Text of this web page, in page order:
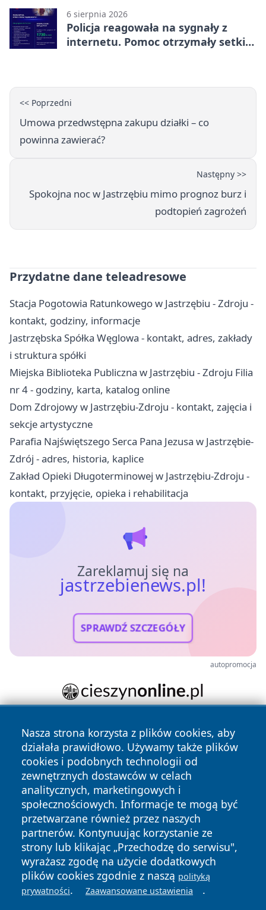
6 sierpnia 2026
Policja reagowała na sygnały z
internetu. Pomoc otrzymały setki
<< Poprzedni
Umowa przedwstępna zakupu działki – co
powinna zawierać?
Następny >>
Spokojna noc w Jastrzębiu mimo prognoz burz i
podtopień zagrożeń
Przydatne dane teleadresowe
Stacja Pogotowia Ratunkowego w Jastrzębiu - Zdroju -
kontakt, godziny, informacje
Jastrzębska Spółka Węglowa - kontakt, adres, zakłady
i struktura spółki
Miejska Biblioteka Publiczna w Jastrzębiu - Zdroju Filia
nr 4 - godziny, karta, katalog online
Dom Zdrojowy w Jastrzębiu-Zdroju - kontakt, zajęcia i
sekcje artystyczne
Parafia Najświętszego Serca Pana Jezusa w Jastrzębie-
Zdrój - adres, historia, kaplice
Zakład Opieki Długoterminowej w Jastrzębiu-Zdroju -
kontakt, przyjęcie, opieka i rehabilitacja
Zareklamuj się na
jastrzebienews.pl!
SPRAWDŹ SZCZEGÓŁY
autopromocja
Nasza strona korzysta z plików cookies, aby
działała prawidłowo. Używamy także plików
cookies i podobnych technologii od
zewnętrznych dostawców w celach
analitycznych, marketingowych i
społecznościowych. Informacje te mogą być
przetwarzane również przez naszych
partnerów. Kontynuując korzystanie ze
strony lub klikając „Przechodzę do serwisu",
wyrażasz zgodę na użycie dodatkowych
plików cookies zgodnie z naszą polityką
prywatności. Zaawansowane ustawienia .
Copyright © 2026 jastrzebienews.pl Wszystkie prawa
zastrzeżone.
News Autorzy
Polityka
Prywatności
Polityka
Cookies